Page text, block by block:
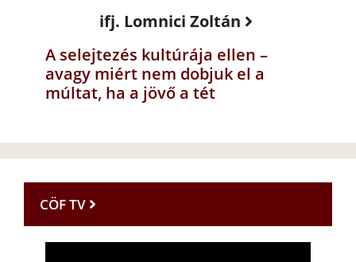
ifj. Lomnici Zoltán
A selejtezés kultúrája ellen –
avagy miért nem dobjuk el a
múltat, ha a jövő a tét
CÖF TV